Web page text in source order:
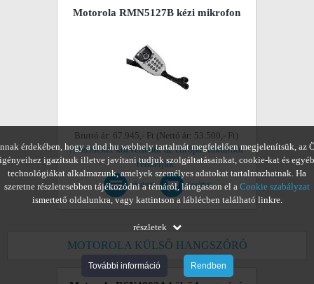
Motorola RMN5127B kézi mikrofon
Bruttó ár: 67.945,- Ft (Nettó ár: 53.500,- Ft)
A terméket közvetlenül az európai raktárból
rendeljük.
részletek kosárba!
MOTOROLA KÜLSŐ HANGSZÓRÓ
érdekében, hogy a dnd.hu webhely tartalmát megfelelően megjelenítsük, az
igényeihez igazítsuk illetve javítani tudjuk szolgáltatásainkat, cookie-kat és egyéb
technológiákat alkalmazunk, amelyek személyes adatokat tartalmazhatnak. Ha
szeretne részletesebben tájékozódni a témáról, látogasson el a Cookie szabályzat
ismertető oldalunkra, vagy kattintson a láblécben található linkre.
részletek
További információ Rendben